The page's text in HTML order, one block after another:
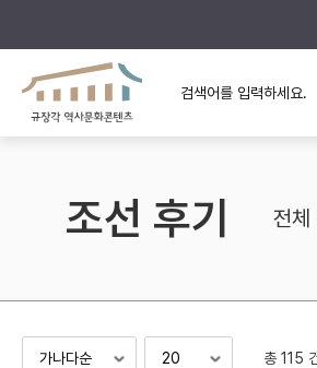
규장각의 어제와 오늘
규장각 소개영상
사료와
고대
조선 후기
조선 후기 전체
총 115